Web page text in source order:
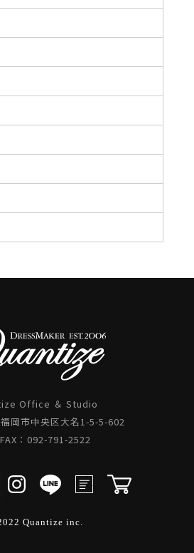
Office ＆ Studio
岡市中央区大名1-5-5-602
：092-791-2522
Quantize inc.